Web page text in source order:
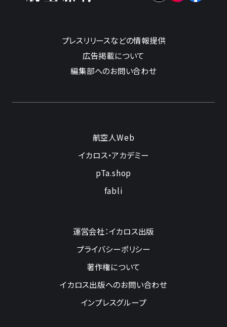
プレスリリースなどの情報提供
広告掲載について
編集部へのお問い合わせ
航空人Web
イカロス・アカデミー
pTa.shop
fabli
運営会社：イカロス出版
プライバシーポリシー
著作権について
イカロス出版へのお問い合わせ
インプレスグループ